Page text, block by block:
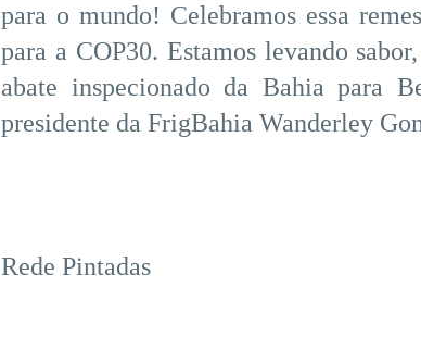
para o mundo! Celebramos essa
para a COP30. Estamos levando
abate inspecionado da Bahia para
presidente da FrigBahia Wanderley
Rede Pintadas